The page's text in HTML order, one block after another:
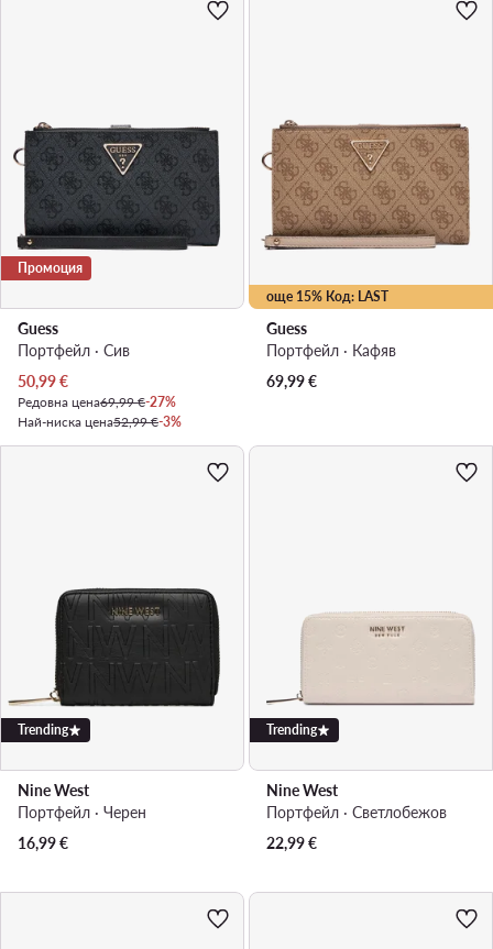
Промоция
Guess
Портфейл · Сив
Актуална цена
50,99€
Редовна цена69,99 €-27%
Най-ниска цена52,99 €-3%
още 15% Код: LAST
Guess
Портфейл · Кафяв
69,99€
Trending
Nine West
Портфейл · Черен
16,99€
Trending
Nine West
Портфейл · Светлобежов
22,99€